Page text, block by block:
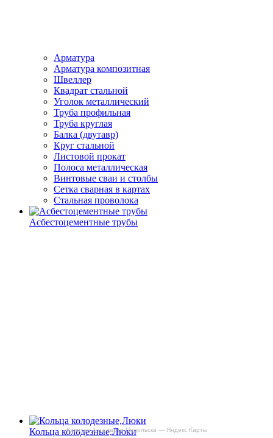
Капитан-1 на карте Подольска — Яндекс Карты
Арматура
Арматура композитная
Швеллер
Квадрат стальной
Уголок металлический
Труба профильная
Труба круглая
Балка (двутавр)
Круг стальной
Листовой прокат
Полоса металлическая
Винтовые сваи и столбы
Сетка сварная в картах
Стальная проволока
Асбестоцементные трубы
Кольца колодезные,Люки